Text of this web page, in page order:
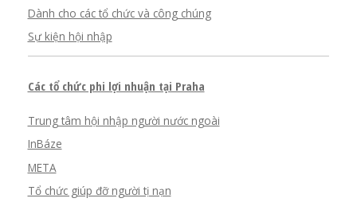
Dành cho các tổ chức và công chúng
Sự kiện hội nhập
Các tổ chức phi lợi nhuận tại Praha
Trung tâm hội nhập người nước ngoài
InBáze
META
Tổ chức giúp đỡ người tị nạn